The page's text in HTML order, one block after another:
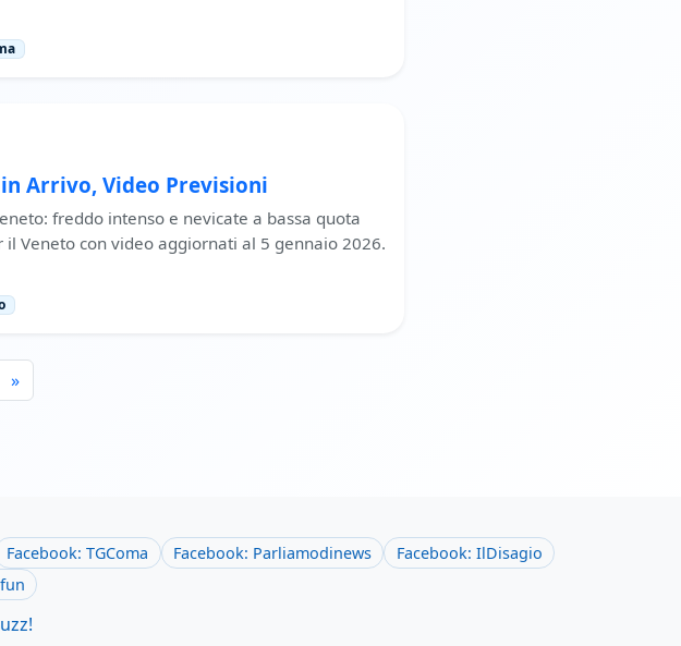
Arrivo, Video Previsioni
freddo intenso e nevicate a bassa quota
Veneto con video aggiornati al 5 gennaio 2026.
»
Facebook: TGComa Facebook: Parliamodinews
Facebook: IlDisagio